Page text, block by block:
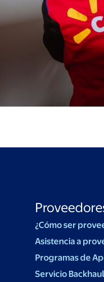
¿Cómo ser
Asistencia a
Programas de
Servicio Backhaul